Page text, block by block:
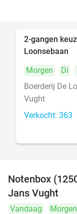
2-gangen
Loonsebaan
Morgen
Di
Boerderij De
Vught
Verkocht: 363
Notenbox
Jans Vught
Vandaag Morgen